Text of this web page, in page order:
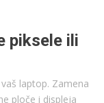
piksele ili
laptop. Zamena
ploče i displeja